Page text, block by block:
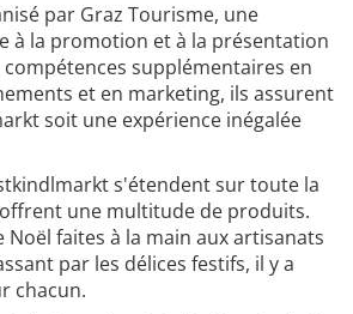
par Graz Tourisme, une
à la promotion et à la présentation
compétences supplémentaires en
et en marketing, ils assurent
soit une expérience inégalée
s'étendent sur toute la
une multitude de produits.
Noël faites à la main aux artisanats
par les délices festifs, il y a
chacun.